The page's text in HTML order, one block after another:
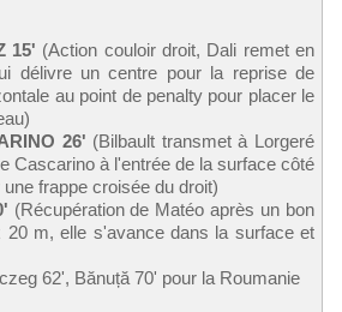
15' (Action couloir droit, Dali remet en
délivre un centre pour la reprise de
au point de penalty pour placer le
26' (Bilbault transmet à Lorgeré
Cascarino à l'entrée de la surface côté
frappe croisée du droit)
(Récupération de Matéo après un bon
20 m, elle s'avance dans la surface et
62', Bănuță 70' pour la Roumanie